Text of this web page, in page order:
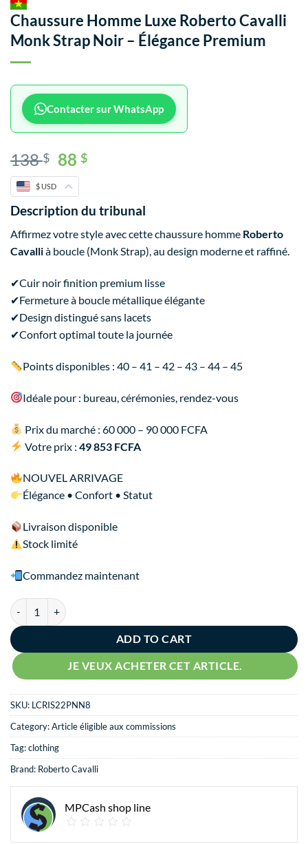
Chaussure Homme Luxe Roberto Cavalli
Monk Strap Noir – Élégance Premium
Contacter sur WhatsApp
138$ 88$
$ USD
Description du tribunal
Affirmez votre style avec cette chaussure homme Roberto
Cavallià boucle (Monk Strap), au design moderne et raffiné.
✔Cuir noir finition premium lisse
✔Fermeture à boucle métallique élégante
✔Design distingué sans lacets
✔Confort optimal toute la journée
Points disponibles : 40 – 41 – 42 – 43 – 44 – 45
Idéale pour : bureau, cérémonies, rendez-vous
Prix du marché : 60 000 – 90 000 FCFA
Votre prix :49 853 FCFA
NOUVEL ARRIVAGE
Élégance • Confort • Statut
Livraison disponible
Stock limité
Commandez maintenant
ADD TO CART
JE VEUX ACHETER CET ARTICLE.
SKU: LCRIS22PNN8
Category:Article éligible aux commissions
Tag:clothing
Brand: Roberto Cavalli
MPCash shop line